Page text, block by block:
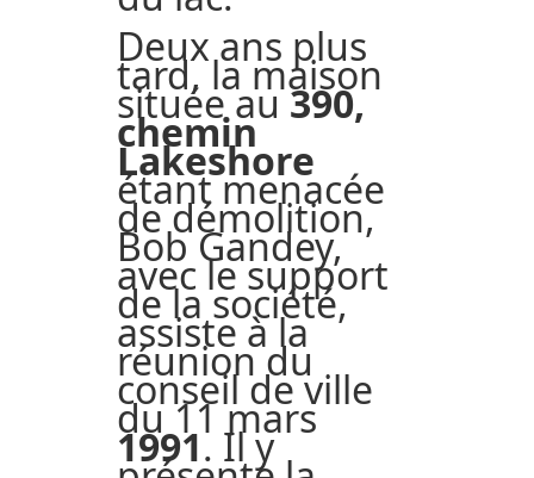
Deux ans plus
tard, la maison
située au390,
chemin
Lakeshore
étant menacée
de démolition,
Bob Gandey,
avec le support
de la société,
assiste à la
réunion du
conseil de ville
du 11 mars
1991. Il y